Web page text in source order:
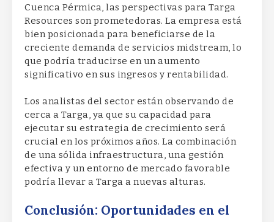
Cuenca Pérmica, las perspectivas para Targa
Resources son prometedoras. La empresa está
bien posicionada para beneficiarse de la
creciente demanda de servicios midstream, lo
que podría traducirse en un aumento
significativo en sus ingresos y rentabilidad.
Los analistas del sector están observando de
cerca a Targa, ya que su capacidad para
ejecutar su estrategia de crecimiento será
crucial en los próximos años. La combinación
de una sólida infraestructura, una gestión
efectiva y un entorno de mercado favorable
podría llevar a Targa a nuevas alturas.
Conclusión: Oportunidades en el